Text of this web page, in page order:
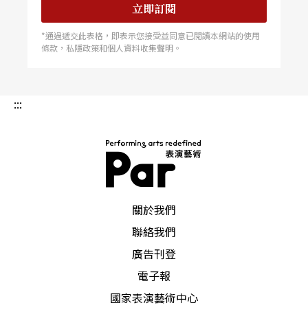
立即訂閱
*通過遞交此表格，即表示您接受並同意已閱讀本網站的使用
條款，私隱政策和個人資料收集聲明。
:::
關於我們
聯絡我們
廣告刊登
電子報
國家表演藝術中心